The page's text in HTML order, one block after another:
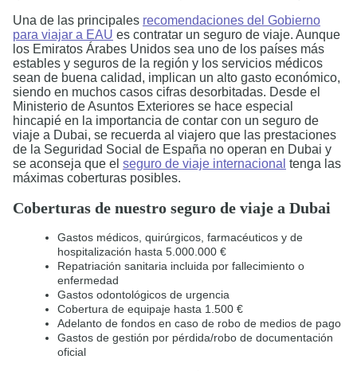
Una de las principales recomendaciones del Gobierno
para viajar a EAU es contratar un seguro de viaje. Aunque
los Emiratos Árabes Unidos sea uno de los países más
estables y seguros de la región y los servicios médicos
sean de buena calidad, implican un alto gasto económico,
siendo en muchos casos cifras desorbitadas. Desde el
Ministerio de Asuntos Exteriores se hace especial
hincapié en la importancia de contar con un seguro de
viaje a Dubai, se recuerda al viajero que las prestaciones
de la Seguridad Social de España no operan en Dubai y
se aconseja que el seguro de viaje internacional tenga las
máximas coberturas posibles.
Coberturas de nuestro seguro de viaje a Dubai
Gastos médicos, quirúrgicos, farmacéuticos y de
hospitalización hasta 5.000.000 €
Repatriación sanitaria incluida por fallecimiento o
enfermedad
Gastos odontológicos de urgencia
Cobertura de equipaje hasta 1.500 €
Adelanto de fondos en caso de robo de medios de pago
Gastos de gestión por pérdida/robo de documentación
oficial